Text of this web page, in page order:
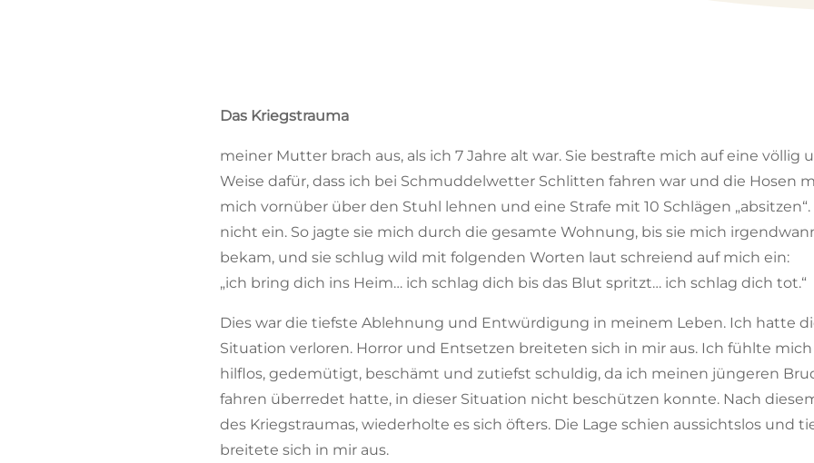
Das Kriegstrauma
meiner Mutter brach aus, als ich 7 Jahre alt war. Sie bestrafte mich auf eine völlig
Weise dafür, dass ich bei Schmuddelwetter Schlitten fahren war und die Hosen
mich vornüber über den Stuhl lehnen und eine Strafe mit 10 Schlägen
nicht ein. So jagte sie mich durch die gesamte Wohnung, bis sie mich
bekam, und sie schlug wild mit folgenden Worten laut schreiend auf mich ein:
„ich bring dich ins Heim… ich schlag dich bis das Blut spritzt… ich schlag dich tot.“
Dies war die tiefste Ablehnung und Entwürdigung in meinem Leben. Ich hatte
Situation verloren. Horror und Entsetzen breiteten sich in mir aus. Ich fühlte
hilflos, gedemütigt, beschämt und zutiefst schuldig, da ich meinen jüngeren
fahren überredet hatte, in dieser Situation nicht beschützen konnte. Nach
des Kriegstraumas, wiederholte es sich öfters. Die Lage schien aussichtslos und
breitete sich in mir aus.